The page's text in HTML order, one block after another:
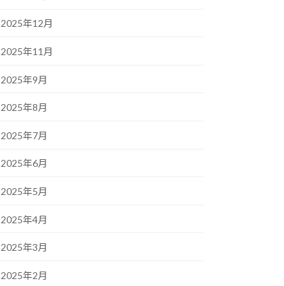
2025年12月
2025年11月
2025年9月
2025年8月
2025年7月
2025年6月
2025年5月
2025年4月
2025年3月
2025年2月